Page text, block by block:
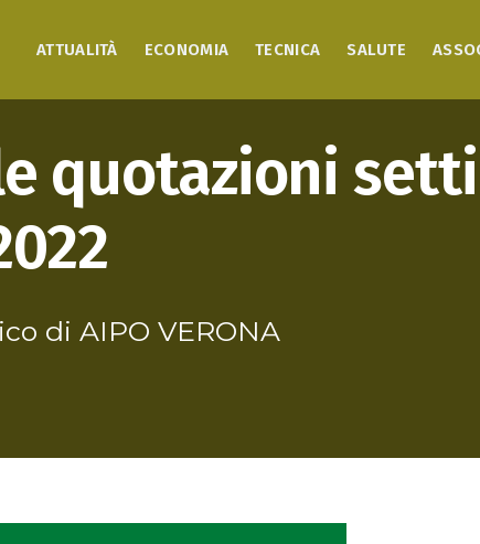
ATTUALITÀ ECONOMIA TECNICA SALUTE
quotazioni
di AIPO VERONA